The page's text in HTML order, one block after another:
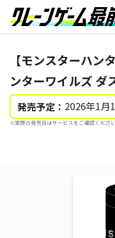
【モンスターハン
ンターワイルズ ダ
発売予定： 2026年1月
※実際の発売日はサービスをご確認ください